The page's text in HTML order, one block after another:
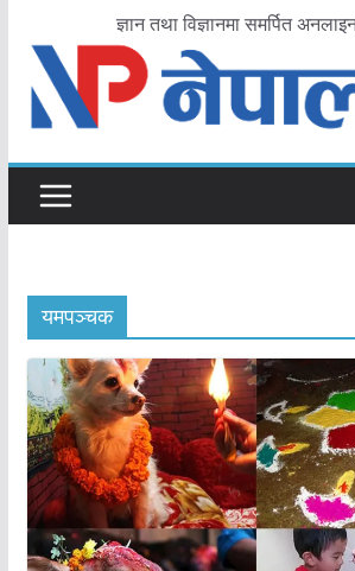
ज्ञान तथा विज्ञानमा समर्पित
यमपञ्चक